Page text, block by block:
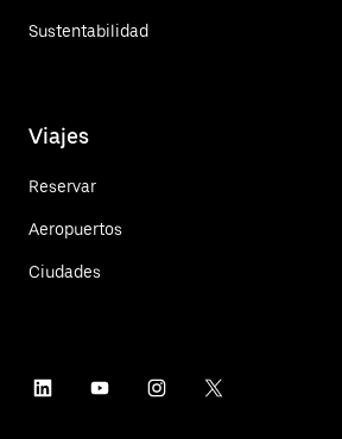
Sustentabilidad
Viajes
Reservar
Aeropuertos
Ciudades